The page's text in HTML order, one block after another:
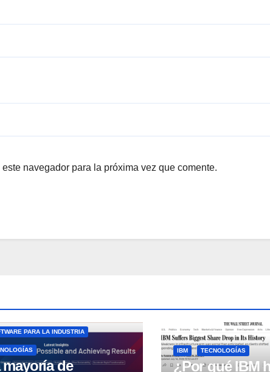
navegador para la próxima vez que comente.
PARA LA INDUSTRIA
mayoría de
IBM TECNOLOGÍAS
¿Por qué IBM